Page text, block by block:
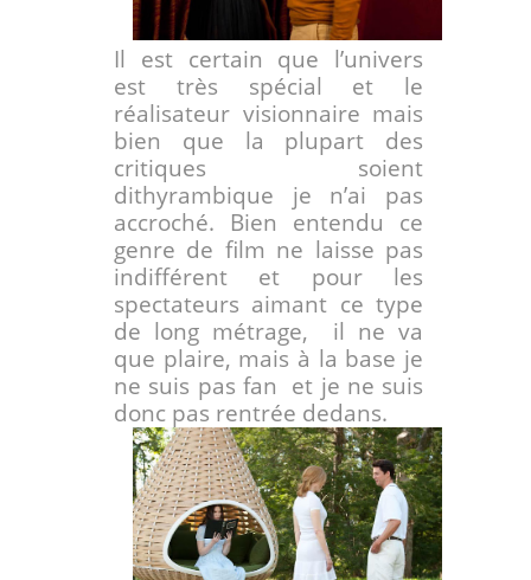
Il est certain que l’univers
est très spécial et le
réalisateur visionnaire mais
bien que la plupart des
critiques soient
dithyrambique je n’ai pas
accroché. Bien entendu
ce
genre de film ne laisse pas
indifférent et pour les
spectateurs aimant ce type
de long métrage,
il ne va
que plaire, mais à la base je
ne suis pas fan et je ne suis
donc pas rentrée dedans.